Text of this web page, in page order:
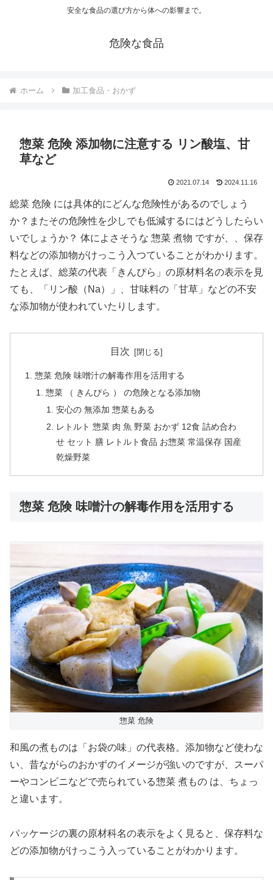
安全な食品の選び方から体への影響まで。
危険な食品
ホーム 加工食品・おかず
惣菜 危険 添加物に注意する リン酸塩、甘
草など
2021.07.14 2024.11.16
総菜 危険 には具体的にどんな危険性があるのでしょう
か？またその危険性を少しでも低減するにはどうしたらい
いでしょうか？ 体によさそうな 惣菜 煮物 ですが、、保存
料などの添加物がけっこう入つていることがわかります。
たとえば、総菜の代表「きんぴら」の原材料名の表示を見
ても、「リン酸（Na）」、甘味料の「甘草」などの不安
な添加物が使われていたりします。
目次
惣菜 危険 味噌汁の解毒作用を活用する
惣菜 （ きんぴら ） の危険となる添加物
安心の 無添加 惣菜もある
レトルト 惣菜 肉 魚 野菜 おかず 12食 詰め合わ
せ セット 膳 レトルト食品 お惣菜 常温保存 国産
乾燥野菜
惣菜 危険 味噌汁の解毒作用を活用する
惣菜 危険
和風の煮ものは「お袋の味」の代表格。添加物など使わな
い、昔ながらのおかずのイメージが強いのですが、スーパ
ーやコンビニなどで売られている惣菜 煮もの は、ちょっ
と違います。
パッケージの裏の原材科名の表示をよく見ると、保存料な
どの添加物がけっこう入っていることがわかります。